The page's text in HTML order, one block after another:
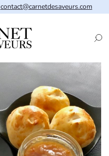
contact@carnetdesaveurs.com